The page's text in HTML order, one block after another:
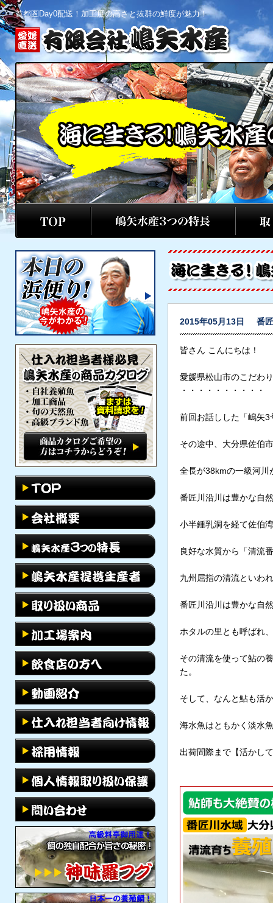
首都圏Day0配送！加工度の高さと抜群の鮮度が魅力！
2015年05月13日 番
皆さん こんにちは！
愛媛県松山市のこだわ
・・・・・・・・・・
前回お話しした「嶋矢
その途中、大分県佐伯
全長が38kmの一級河川
番匠川沿川は豊かな自
小半鍾乳洞を経て佐伯
良好な水質から「清流
九州屈指の清流といわ
番匠川沿川は豊かな自
ホタルの里とも呼ばれ
その清流を使って鮎の
た。
そして、なんと鮎も活
海水魚はともかく淡水
出荷間際まで【活かし